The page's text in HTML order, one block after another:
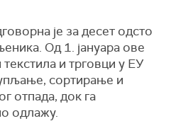
је за десет одсто
Од 1. јануара ове
и трговци у ЕУ
сортирање и
отпада, док га
одлажу.